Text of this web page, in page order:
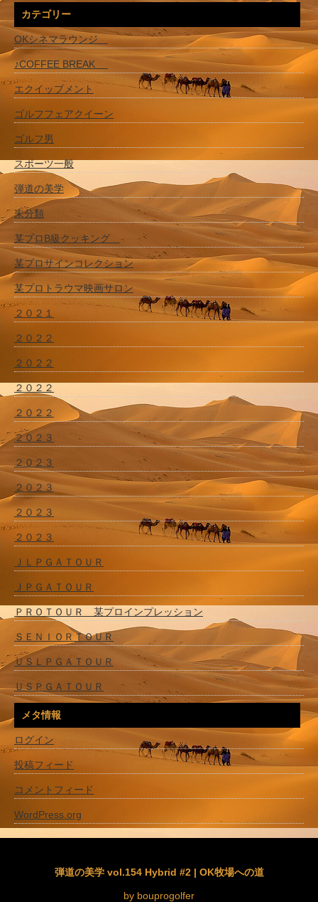
カテゴリー
OKシネマラウンジ
♪COFFEE BREAK
エクイップメント
ゴルフフェアクイーン
ゴルフ男
スポーツ一般
弾道の美学
未分類
某プロB級クッキング
某プロサインコレクション
某プロトラウマ映画サロン
２０２１
２０２２
２０２２
２０２２
２０２２
２０２３
２０２３
２０２３
２０２３
２０２３
ＪＬＰＧＡＴＯＵＲ
ＪＰＧＡＴＯＵＲ
ＰＲＯＴＯＵＲ 某プロインプレッション
ＳＥＮＩＯＲＴＯＵＲ
ＵＳＬＰＧＡＴＯＵＲ
ＵＳＰＧＡＴＯＵＲ
メタ情報
ログイン
投稿フィード
コメントフィード
WordPress.org
弾道の美学 vol.154 Hybrid #2 | OK牧場への道
by bouprogolfer